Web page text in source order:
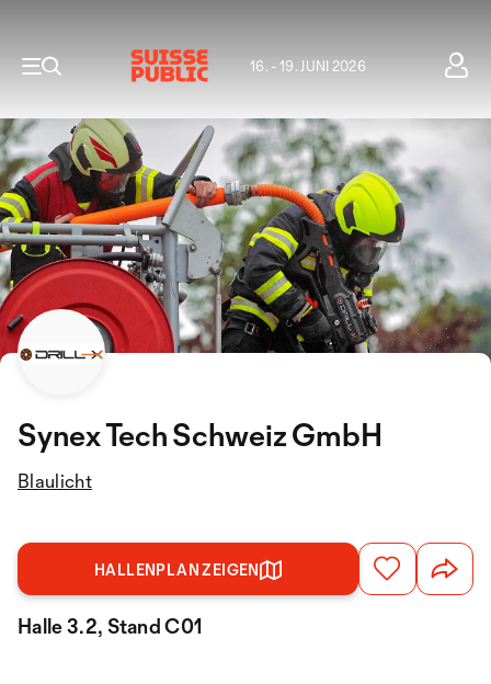
16. - 19. JUNI 2026
Synex Tech Schweiz GmbH
Blaulicht
HALLENPLAN ZEIGEN
Halle 3.2, Stand C01